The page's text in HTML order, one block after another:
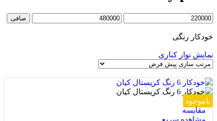
صافی
خودکار رنگی
نمایش نوار کناری
ناموجود
مقایسه
مشاهده سریع